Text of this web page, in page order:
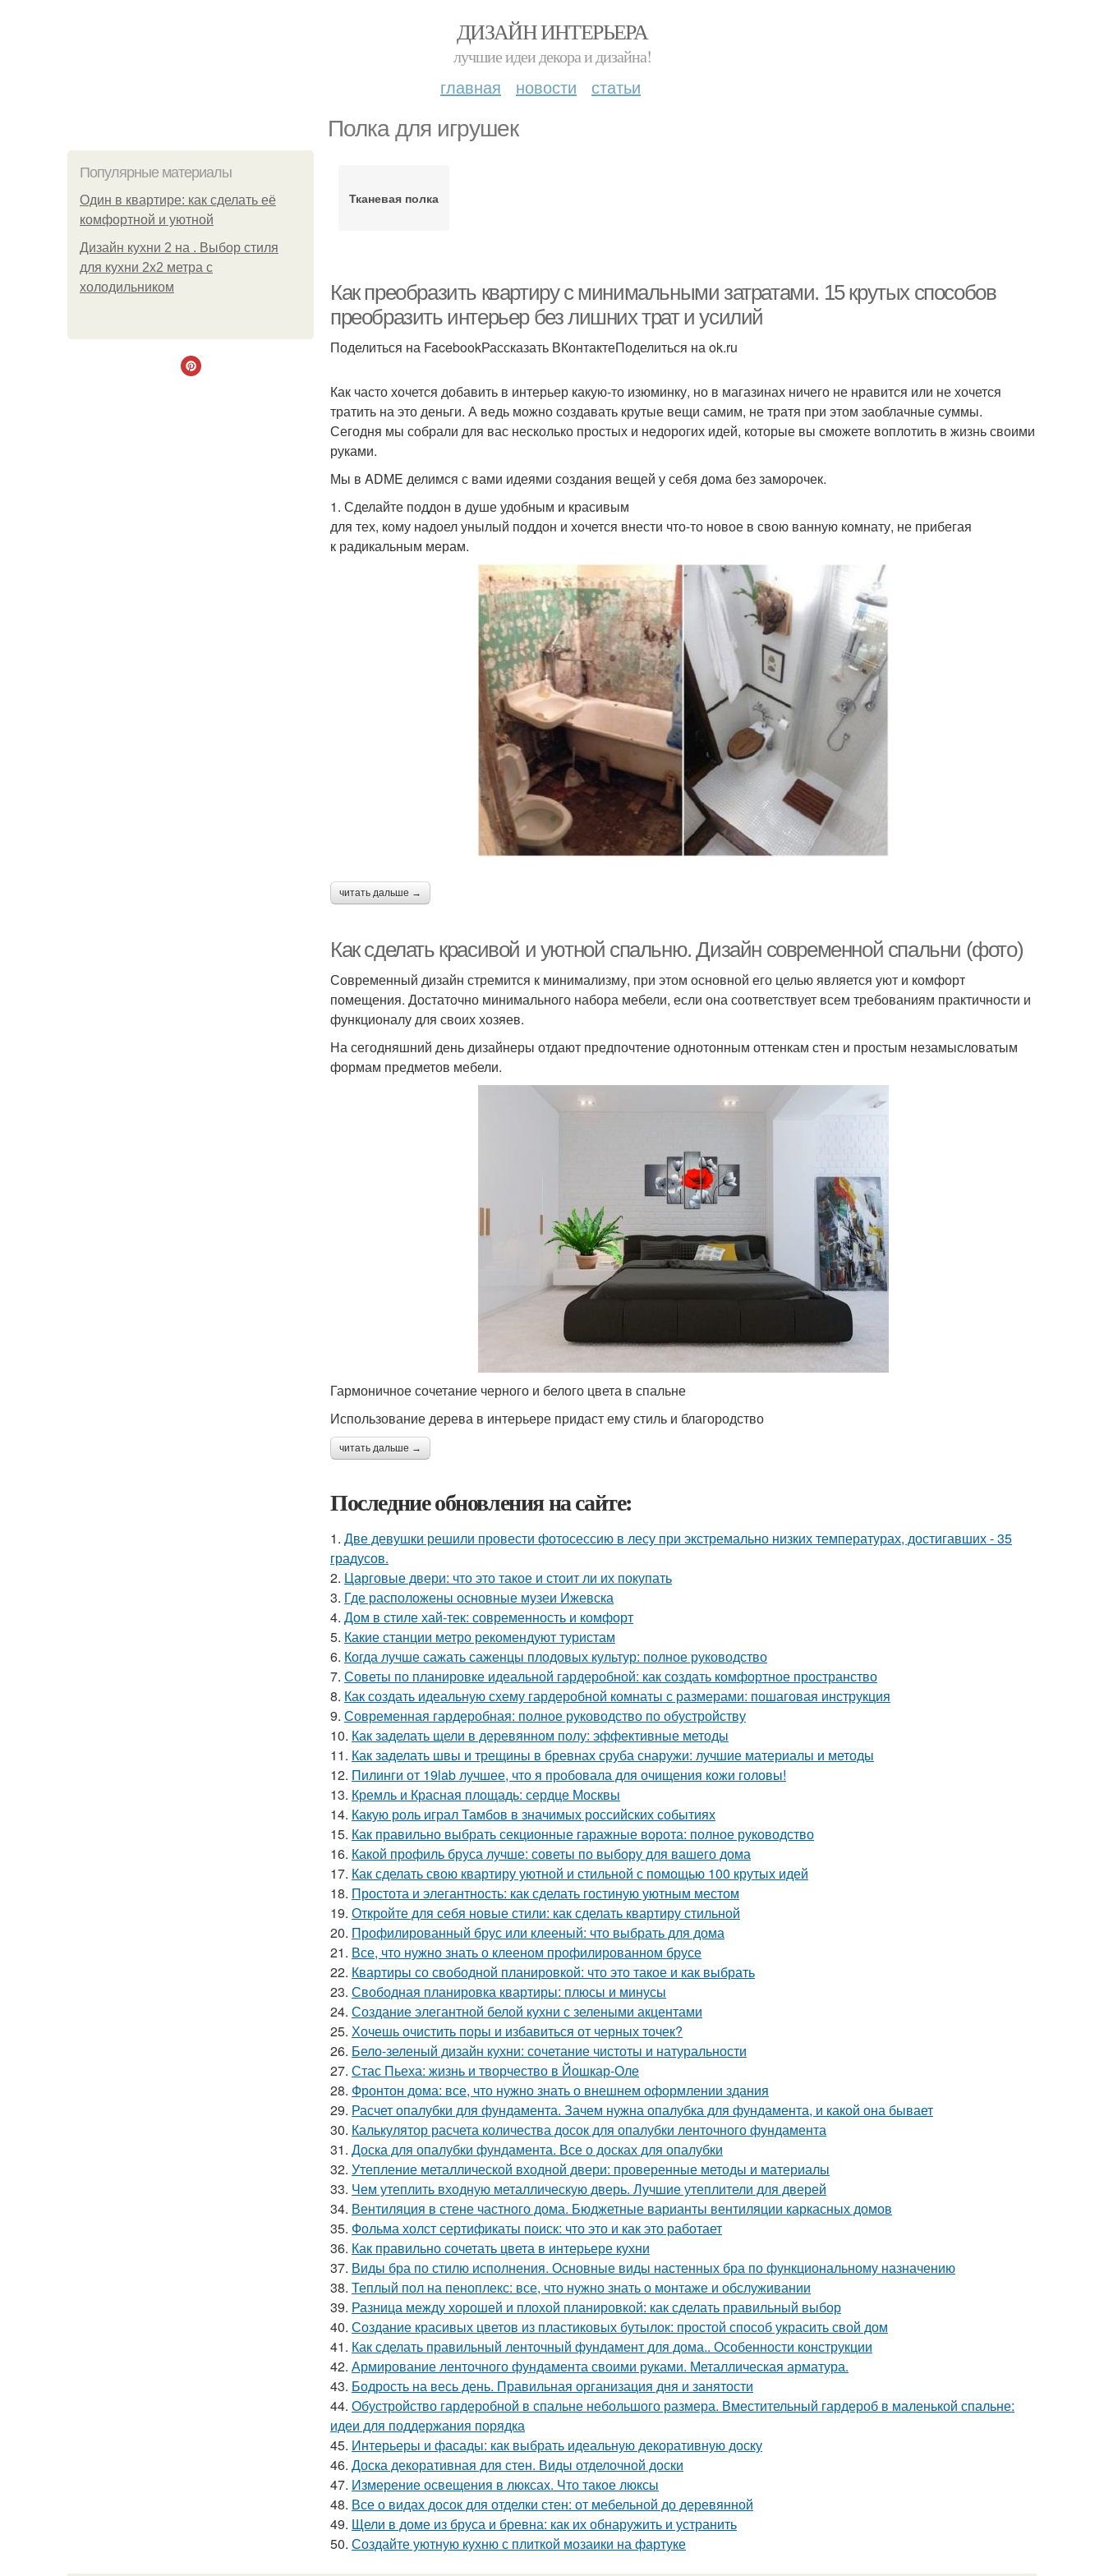
ДИЗАЙН ИНТЕРЬЕРА
лучшие идеи декора и дизайна!
главная новости статьи
Полка для игрушек
Популярные материалы
Один в квартире: как сделать её
комфортной и уютной
Дизайн кухни 2 на . Выбор стиля
для кухни 2х2 метра с
холодильником
Тканевая полка
Как преобразить квартиру с минимальными затратами. 15 крутых способов
преобразить интерьер без лишних трат и усилий
Поделиться на FacebookРассказать ВКонтактеПоделиться на ok.ru
Как часто хочется добавить в интерьер какую-то изюминку, но в магазинах ничего не нравится или не хочется
тратить на это деньги. А ведь можно создавать крутые вещи самим, не тратя при этом заоблачные суммы.
Сегодня мы собрали для вас несколько простых и недорогих идей, которые вы сможете воплотить в жизнь своими
руками.
Мы в ADME делимся с вами идеями создания вещей у себя дома без заморочек.
1. Сделайте поддон в душе удобным и красивым
для тех, кому надоел унылый поддон и хочется внести что-то новое в свою ванную комнату, не прибегая
к радикальным мерам.
читать дальше →
Как сделать красивой и уютной спальню. Дизайн современной спальни (фото)
Современный дизайн стремится к минимализму, при этом основной его целью является уют и комфорт
помещения. Достаточно минимального набора мебели, если она соответствует всем требованиям практичности и
функционалу для своих хозяев.
На сегодняшний день дизайнеры отдают предпочтение однотонным оттенкам стен и простым незамысловатым
формам предметов мебели.
Гармоничное сочетание черного и белого цвета в спальне
Использование дерева в интерьере придаст ему стиль и благородство
читать дальше →
Последние обновления на сайте:
1. Две девушки решили провести фотосессию в лесу при экстремально низких температурах, достигавших - 35
градусов.
2. Царговые двери: что это такое и стоит ли их покупать
3. Где расположены основные музеи Ижевска
4. Дом в стиле хай-тек: современность и комфорт
5. Какие станции метро рекомендуют туристам
6. Когда лучше сажать саженцы плодовых культур: полное руководство
7. Советы по планировке идеальной гардеробной: как создать комфортное пространство
8. Как создать идеальную схему гардеробной комнаты с размерами: пошаговая инструкция
9. Современная гардеробная: полное руководство по обустройству
10. Как заделать щели в деревянном полу: эффективные методы
11. Как заделать швы и трещины в бревнах сруба снаружи: лучшие материалы и методы
12. Пилинги от 19lab лучшее, что я пробовала для очищения кожи головы!
13. Кремль и Красная площадь: сердце Москвы
14. Какую роль играл Тамбов в значимых российских событиях
15. Как правильно выбрать секционные гаражные ворота: полное руководство
16. Какой профиль бруса лучше: советы по выбору для вашего дома
17. Как сделать свою квартиру уютной и стильной с помощью 100 крутых идей
18. Простота и элегантность: как сделать гостиную уютным местом
19. Откройте для себя новые стили: как сделать квартиру стильной
20. Профилированный брус или клееный: что выбрать для дома
21. Все, что нужно знать о клееном профилированном брусе
22. Квартиры со свободной планировкой: что это такое и как выбрать
23. Свободная планировка квартиры: плюсы и минусы
24. Создание элегантной белой кухни с зелеными акцентами
25. Хочешь очистить поры и избавиться от черных точек?
26. Бело-зеленый дизайн кухни: сочетание чистоты и натуральности
27. Стас Пьеха: жизнь и творчество в Йошкар-Оле
28. Фронтон дома: все, что нужно знать о внешнем оформлении здания
29. Расчет опалубки для фундамента. Зачем нужна опалубка для фундамента, и какой она бывает
30. Калькулятор расчета количества досок для опалубки ленточного фундамента
31. Доска для опалубки фундамента. Все о досках для опалубки
32. Утепление металлической входной двери: проверенные методы и материалы
33. Чем утеплить входную металлическую дверь. Лучшие утеплители для дверей
34. Вентиляция в стене частного дома. Бюджетные варианты вентиляции каркасных домов
35. Фольма холст сертификаты поиск: что это и как это работает
36. Как правильно сочетать цвета в интерьере кухни
37. Виды бра по стилю исполнения. Основные виды настенных бра по функциональному назначению
38. Теплый пол на пеноплекс: все, что нужно знать о монтаже и обслуживании
39. Разница между хорошей и плохой планировкой: как сделать правильный выбор
40. Создание красивых цветов из пластиковых бутылок: простой способ украсить свой дом
41. Как сделать правильный ленточный фундамент для дома.. Особенности конструкции
42. Армирование ленточного фундамента своими руками. Металлическая арматура.
43. Бодрость на весь день. Правильная организация дня и занятости
44. Обустройство гардеробной в спальне небольшого размера. Вместительный гардероб в маленькой спальне:
идеи для поддержания порядка
45. Интерьеры и фасады: как выбрать идеальную декоративную доску
46. Доска декоративная для стен. Виды отделочной доски
47. Измерение освещения в люксах. Что такое люксы
48. Все о видах досок для отделки стен: от мебельной до деревянной
49. Щели в доме из бруса и бревна: как их обнаружить и устранить
50. Создайте уютную кухню с плиткой мозаики на фартуке